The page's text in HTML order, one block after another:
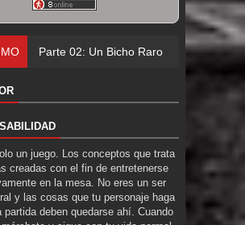
Parte 02: Un Bicho Raro
un juego. Los conceptos que trata
creadas con el fin de entretenerse
en la mesa. No eres un ser
y las cosas que tu personaje haga
partida deben quedarse ahí. Cuando